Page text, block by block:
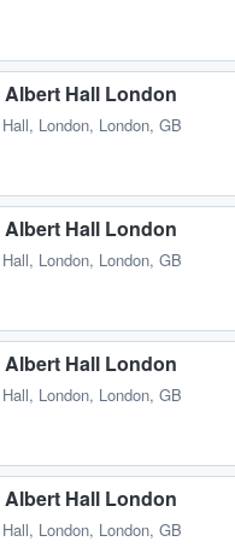
Hall London
, London, London, GB
Hall London
, London, London, GB
Hall London
, London, London, GB
Hall London
, London, London, GB